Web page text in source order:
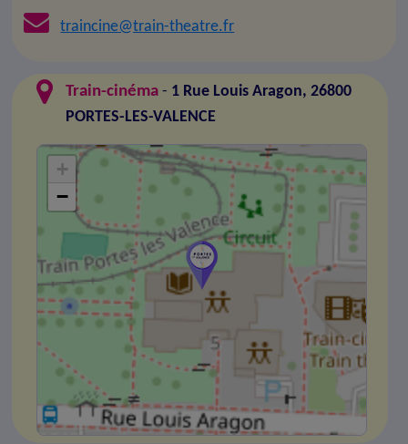
traincine@train-theatre.fr
Train-cinéma- 1 Rue Louis Aragon, 26800
PORTES-LES-VALENCE
+
−